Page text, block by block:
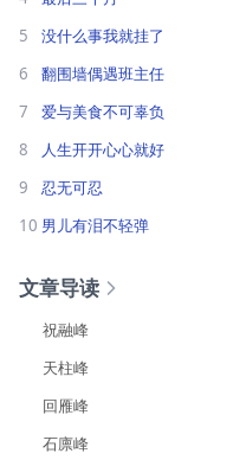
5
没什么事我就挂了
6
翻围墙偶遇班主任
7
爱与美食不可辜负
8
人生开开心心就好
9
忍无可忍
10 男儿有泪不轻弹
文章导读
祝融峰
天柱峰
回雁峰
石廪峰